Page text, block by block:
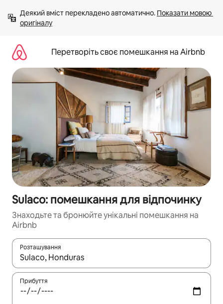
вмісту
Деякий вміст перекладено автоматично. Показати мовою
оригіналу
Перетворіть своє помешкання на Airbnb
Sulaco: помешкання для відпочинку
Знаходьте та бронюйте унікальні помешкання на
Airbnb
Розташування
Отримавши результати пошуку, використовуйте для
Прибуття